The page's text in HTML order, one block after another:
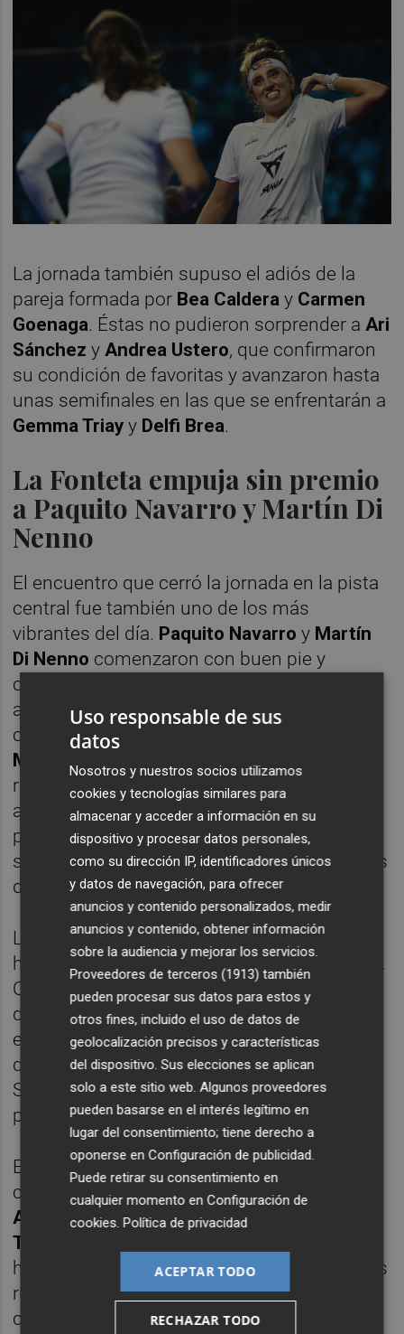
La jornada también supuso el adiós de la
pareja formada por Bea Caldera y Carmen
Goenaga. Éstas no pudieron sorprender aAri
Sánchez yAndrea Ustero, que confirmaron
su condición de favoritas y avanzaron hasta
unas semifinales en las que se enfrentarán a
Gemma Triay y Delfi Brea.
La Fonteta empuja sin premio
a Paquito Navarro y Martín Di
Nenno
El encuentro que cerró la jornada en la pista
central fue también uno de los más
vibrantes del día. Paquito Navarro y Martín
Di Nenno comenzaron con buen pie y
casi lograron adjudicarse el primer set,
alimentando la ilusión de una grada
completamente entregada. Sin embargo,
Miguel Yanguas
Franco Stupaczuk
reaccionaron para darle la vuelta al partido y
acabar imponiéndose en el primer
parcial que concluyó7-5, antes de certificar
su clasificación en el tie del segundo set tras
dos horas de partido.
La Fonteta intentó sostener a la pareja
hispanoargentina durante todo el encuentro.
Cada acción de Navarro levantaba al público
de sus asientos y el pabellón empujó hasta
el último punto en busca de una remontada
que finalmente no llegó. Yanguas y
Stupaczuk resistieron la presión ambiental
para sellar su billete a semifinales.
En el cuadro masculino, el partido más
cómodo de los cuartos fue el que enfrentó a
Alejandro GalányFede Chingotto
Tello
hispanoargentina apenas dio opciones a sus
rivales y selló su clasificación con un
contundente
6-1 y 6-1, un resultado que
Uso responsable de sus
datos
Nosotros y nuestros socios utilizamos
cookies y tecnologías similares para
almacenar y acceder a información en su
dispositivo y procesar datos personales,
como su dirección IP, identificadores únicos
y datos de navegación, para ofrecer
anuncios y contenido personalizados, medir
anuncios y contenido, obtener información
sobre la audiencia y mejorar los servicios.
Proveedores de terceros (1913) también
pueden procesar sus datos para estos y
otros fines, incluido el uso de datos de
geolocalización precisos y características
del dispositivo. Sus elecciones se aplican
solo a este sitio web. Algunos proveedores
pueden basarse en el interés legítimo en
lugar del consentimiento; tiene derecho a
oponerse enConfiguración de publicidad
Puede retirar su consentimiento en
cualquier momento enConfiguración de
cookies .Política de privacidad
ACEPTAR TODO
RECHAZAR TODO